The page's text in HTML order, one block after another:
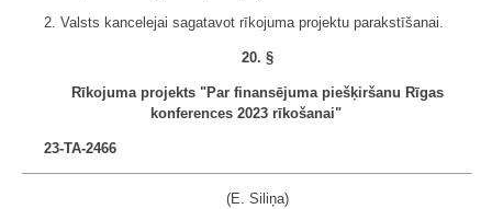
2. Valsts kancelejai sagatavot rīkojuma projektu parakstīšanai.
20. §
Rīkojuma projekts "Par finansējuma piešķiršanu Rīgas
konferences 2023 rīkošanai"
23-TA-2466
(E. Siliņa)